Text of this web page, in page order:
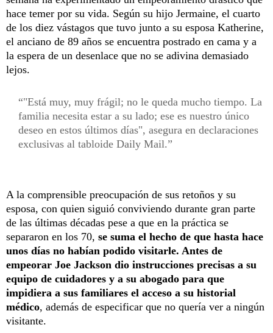
hace temer por su vida. Según su hijo Jermaine, el cuarto
de los diez vástagos que tuvo junto a su esposa Katherine,
el anciano de 89 años se encuentra postrado en cama y a
la espera de un desenlace que no se adivina demasiado
lejos.
"Está muy, muy frágil; no le queda mucho tiempo. La
familia necesita estar a su lado; ese es nuestro único
deseo en estos últimos días", asegura en declaraciones
exclusivas al tabloide Daily Mail.
A la comprensible preocupación de sus retoños y su
esposa, con quien siguió conviviendo durante gran parte
de las últimas décadas pese a que en la práctica se
separaron en los 70, se suma el hecho de que hasta hace
unos días no habían podido visitarle. Antes de
empeorar Joe Jackson dio instrucciones precisas a su
equipo de cuidadores y a su abogado para que
impidiera a sus familiares el acceso a su historial
médico, además de especificar que no quería ver a ningún
visitante.